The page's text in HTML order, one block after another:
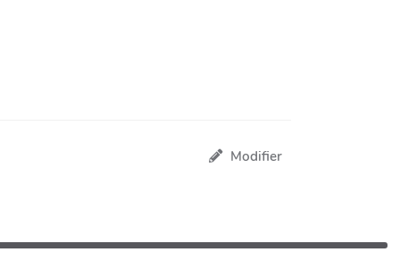
Modifier